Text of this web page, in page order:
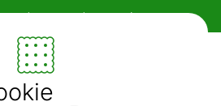
удобные способы оплаты!
- ON24